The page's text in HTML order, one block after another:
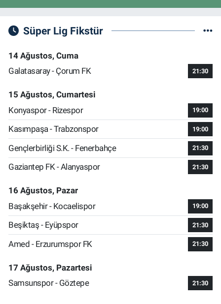
Süper Lig Fikstür
14 Ağustos, Cuma
Galatasaray - Çorum FK
21:30
15 Ağustos, Cumartesi
Konyaspor - Rizespor
19:00
Kasımpaşa - Trabzonspor 19:00
Gençlerbirliği S.K. - Fenerbahçe 21:30
Gaziantep FK - Alanyaspor 21:30
16 Ağustos, Pazar
Başakşehir - Kocaelispor
19:00
Beşiktaş - Eyüpspor 21:30
Amed - Erzurumspor FK 21:30
17 Ağustos, Pazartesi
Samsunspor - Göztepe
21:30